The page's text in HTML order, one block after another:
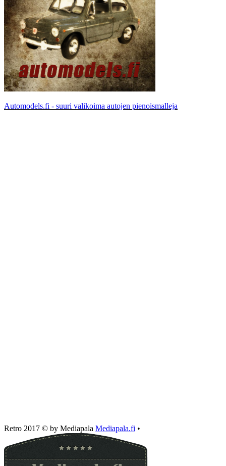
Automodels.fi - suuri valikoima autojen pienoismalleja
Retro 2017 © by Mediapala Mediapala.fi •